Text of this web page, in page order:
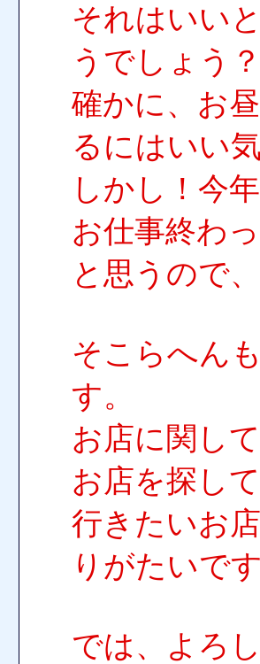
それはいい
うでしょう
確かに、お
るにはいい
しかし！今
お仕事終わ
と思うので
そこらへん
す。
お店に関し
お店を探し
行きたいお
りがたいです
では、よろ